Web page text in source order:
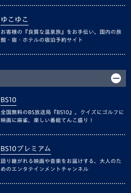
ゆこゆこ
お客様の『良質な温泉旅』をお手伝い。国内の旅
館・宿・ホテルの宿泊予約サイト
BS10
全国無料のBS放送局『BS10』。クイズにゴルフに
映画に麻雀、楽しい番組てんこ盛り！
BS10プレミアム
語り継がれる映画や音楽をお届けする、大人のた
めのエンタテインメントチャンネル